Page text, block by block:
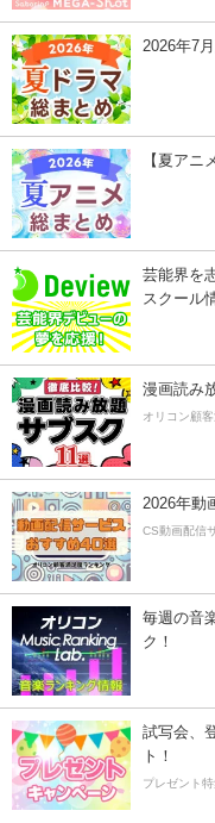
2026年7
【夏アニ
芸能界を
スクール
漫画読み
オリコン顧
2026年動
CS動画配信
毎週の音
ク！
試写会、
ト！
プレゼント